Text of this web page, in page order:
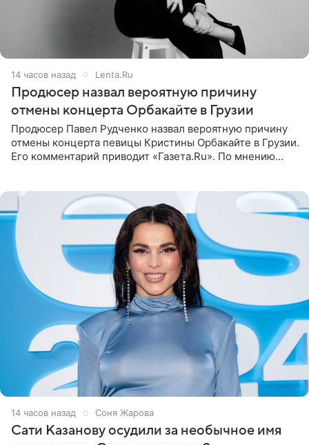
14 часов назад Lenta.Ru
Продюсер назвал вероятную причину
отмены концерта Орбакайте в Грузии
Продюсер Павел Рудченко назвал вероятную причину
отмены концерта певицы Кристины Орбакайте в Грузии.
Его комментарий приводит «Газета.Ru». По мнению
14 часов назад Соня Жарова
Сати Казанову осудили за необычное имя